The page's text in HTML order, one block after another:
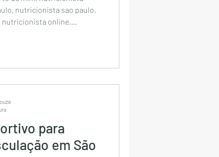
nutricionista sao paulo,
nutricionista online,
de sp,
para
em São